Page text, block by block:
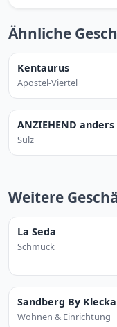
Ähnliche
Kentaurus
Apostel-Viertel
ANZIEHEND anders
Sülz
Weitere
La Seda
Schmuck
Sandberg By Klecka
Wohnen & Einrichtung